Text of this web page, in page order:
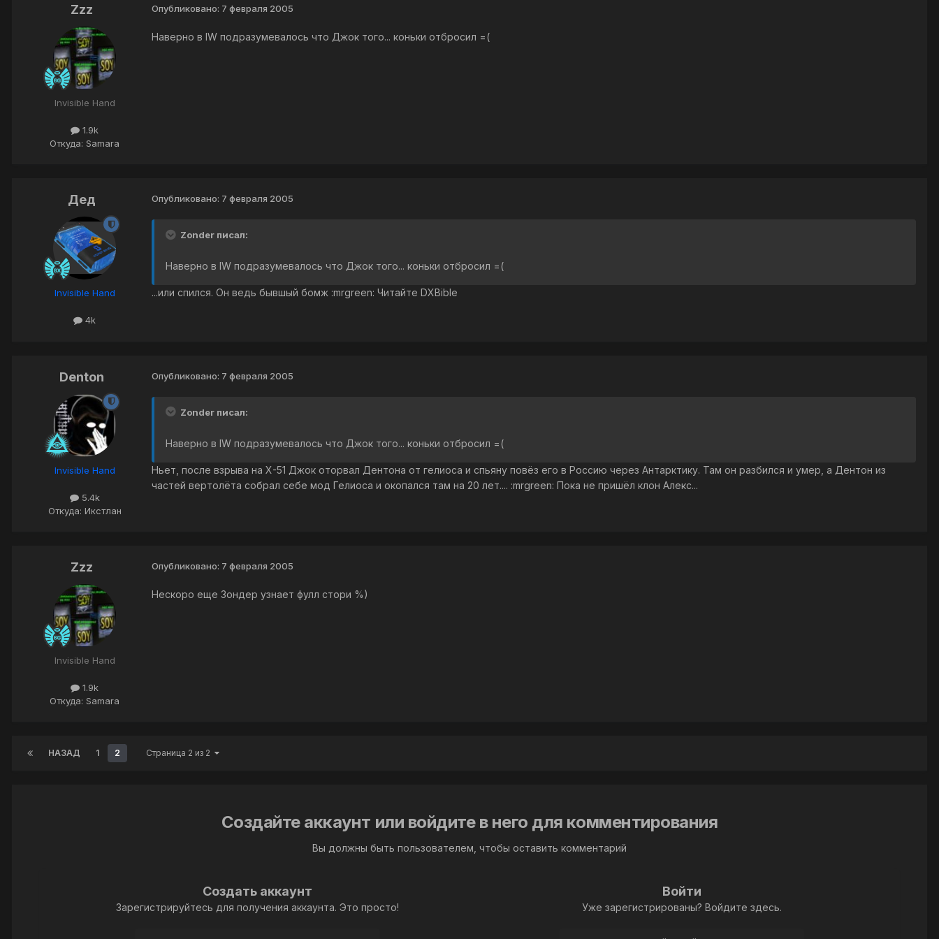
Zzz
Invisible Hand
1.9k
Откуда: Samara
Опубликовано: 7 февраля 2005
Наверно в IW подразумевалось что Джок того... коньки отбросил =(
Дед
Invisible Hand
4k
Опубликовано: 7 февраля 2005
Zonder писал:
Наверно в IW подразумевалось что Джок того... коньки отбросил =(
...или спился. Он ведь бывшый бомж :mrgreen: Читайте DXBible
Denton
Invisible Hand
5.4k
Откуда: Икстлан
Опубликовано: 7 февраля 2005
Zonder писал:
Наверно в IW подразумевалось что Джок того... коньки отбросил =(
Ньет, после взрыва на Х-51 Джок оторвал Дентона от гелиоса и спьяну повёз его в Россию через Антарктику. Там он разбился и умер, а Дентон из
частей вертолёта собрал себе мод Гелиоса и окопался там на 20 лет.... :mrgreen: Пока не пришёл клон Алекс...
Zzz
Invisible Hand
1.9k
Откуда: Samara
Опубликовано: 7 февраля 2005
Нескоро еще Зондер узнает фулл стори %)
НАЗАД 1 2 Страница 2 из 2
Создайте аккаунт или войдите в него для комментирования
Вы должны быть пользователем, чтобы оставить комментарий
Создать аккаунт
Зарегистрируйтесь для получения аккаунта. Это просто!
Войти
Уже зарегистрированы? Войдите здесь.